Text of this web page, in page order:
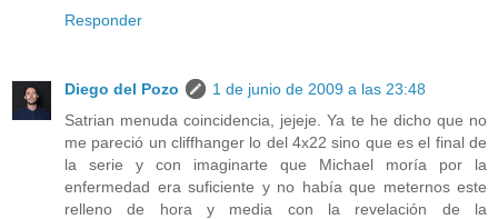
Responder
Diego del Pozo
1 de junio de 2009 a las 23:48
Satrian menuda coincidencia, jejeje. Ya te he dicho que no
me pareció un cliffhanger lo del 4x22 sino que es el final de
la serie y con imaginarte que Michael moría por la
enfermedad era suficiente y no había que meternos este
relleno de hora y media con la revelación de la